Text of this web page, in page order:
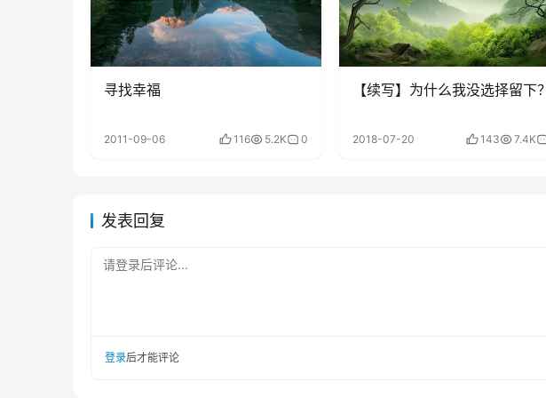
寻找幸福
2011-09-06 116 5.2K 0
【续写】为什么我没选择留下？
2018-07-20 143 7.4K
发表回复
请登录后评论...
登录后才能评论